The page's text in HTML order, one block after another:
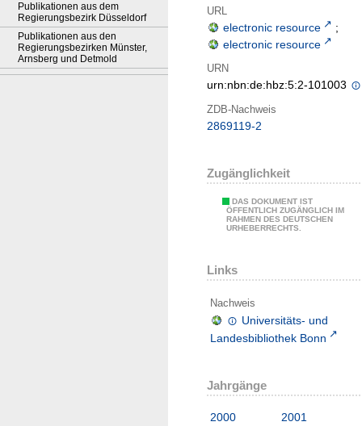
Publikationen aus dem
Regierungsbezirk Düsseldorf
Publikationen aus den
Regierungsbezirken Münster,
Arnsberg und Detmold
URL
electronic resource
;
electronic resource
URN
urn:nbn:de:hbz:5:2-101003
ZDB-Nachweis
2869119-2
Zugänglichkeit
DAS DOKUMENT IST
ÖFFENTLICH ZUGÄNGLICH IM
RAHMEN DES DEUTSCHEN
URHEBERRECHTS.
Links
Nachweis
Universitäts- und
Landesbibliothek Bonn
Jahrgänge
2000
2001